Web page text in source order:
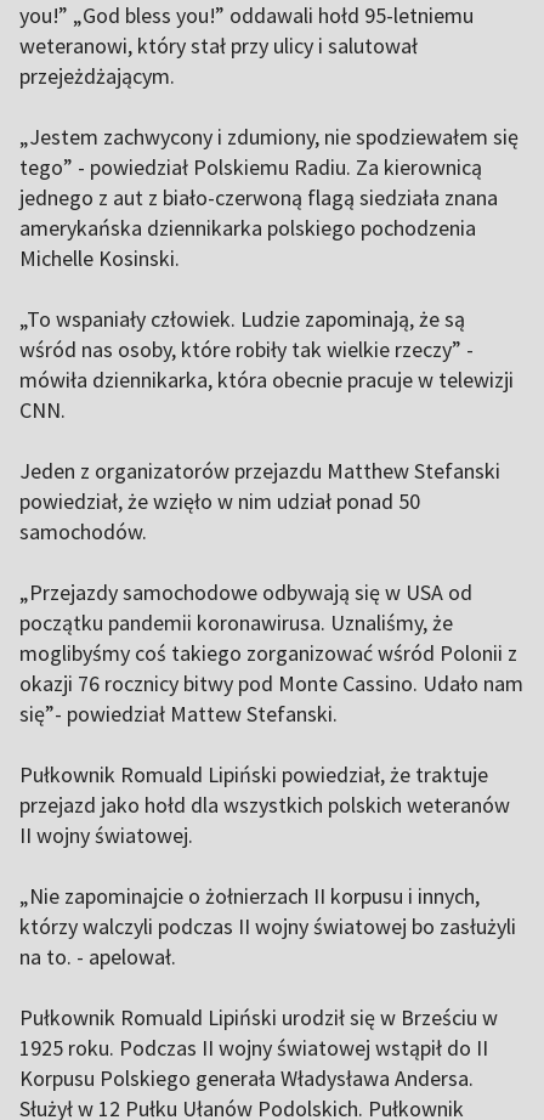
you!” „God bless you!” oddawali hołd 95-letniemu
weteranowi, który stał przy ulicy i salutował
przejeżdżającym.
„Jestem zachwycony i zdumiony, nie spodziewałem się
tego” - powiedział Polskiemu Radiu. Za kierownicą
jednego z aut z biało-czerwoną flagą siedziała znana
amerykańska dziennikarka polskiego pochodzenia
Michelle Kosinski.
„To wspaniały człowiek. Ludzie zapominają, że są
wśród nas osoby, które robiły tak wielkie rzeczy” -
mówiła dziennikarka, która obecnie pracuje w telewizji
CNN.
Jeden z organizatorów przejazdu Matthew Stefanski
powiedział, że wzięło w nim udział ponad 50
samochodów.
„Przejazdy samochodowe odbywają się w USA od
początku pandemii koronawirusa. Uznaliśmy, że
moglibyśmy coś takiego zorganizować wśród Polonii z
okazji 76 rocznicy bitwy pod Monte Cassino. Udało nam
się”- powiedział Mattew Stefanski.
Pułkownik Romuald Lipiński powiedział, że traktuje
przejazd jako hołd dla wszystkich polskich weteranów
II wojny światowej.
„Nie zapominajcie o żołnierzach II korpusu i innych,
którzy walczyli podczas II wojny światowej bo zasłużyli
na to. - apelował.
Pułkownik Romuald Lipiński urodził się w Brześciu w
1925 roku. Podczas II wojny światowej wstąpił do II
Korpusu Polskiego generała Władysława Andersa.
Służył w 12 Pułku Ułanów Podolskich. Pułkownik